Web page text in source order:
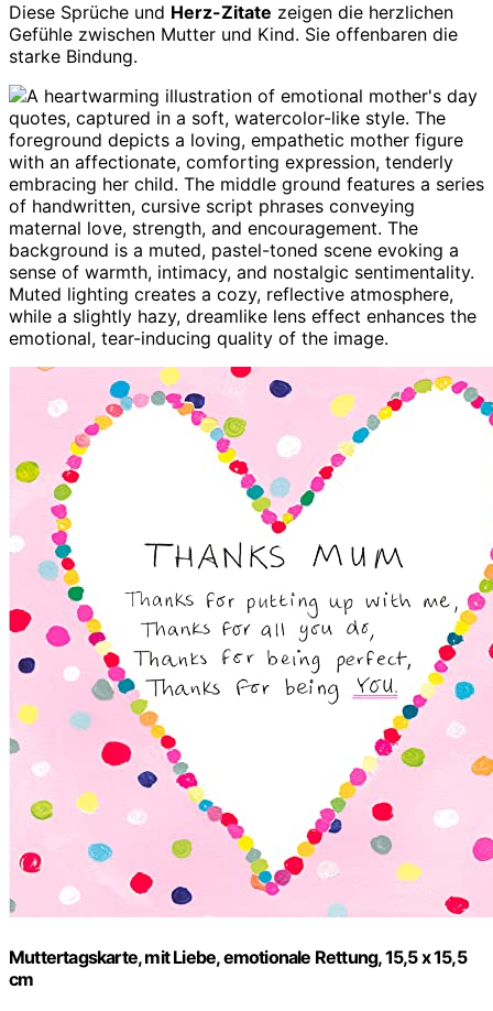
Diese Sprüche und Herz-Zitate zeigen die herzlichen
Gefühle zwischen Mutter und Kind. Sie offenbaren die
starke Bindung.
Muttertagskarte, mit Liebe, emotionale Rettung, 15,5 x 15,5
cm